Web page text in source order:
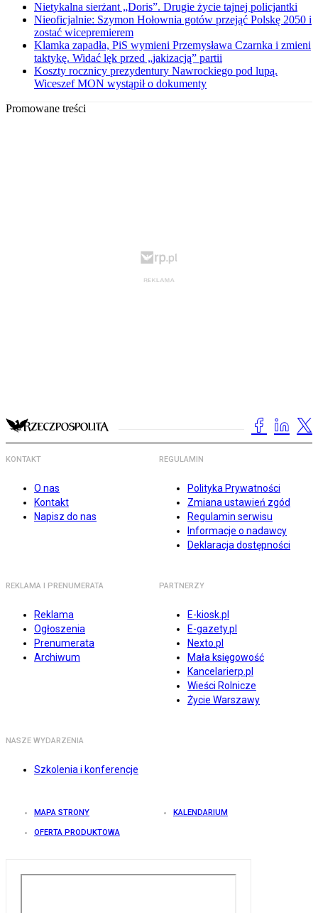
Nietykalna sierżant „Doris”. Drugie życie tajnej policjantki
Nieoficjalnie: Szymon Hołownia gotów przejąć Polskę 2050 i
zostać wicepremierem
Klamka zapadła, PiS wymieni Przemysława Czarnka i zmieni
taktykę. Widać lęk przed „jakizacją” partii
Koszty rocznicy prezydentury Nawrockiego pod lupą.
Wiceszef MON wystąpił o dokumenty
Promowane treści
KONTAKT
O nas
Kontakt
Napisz do nas
REGULAMIN
Polityka Prywatności
Zmiana ustawień zgód
Regulamin serwisu
Informacje o nadawcy
Deklaracja dostępności
REKLAMA I PRENUMERATA
Reklama
Ogłoszenia
Prenumerata
Archiwum
PARTNERZY
E-kiosk.pl
E-gazety.pl
Nexto.pl
Mała księgowość
Kancelarierp.pl
Wieści Rolnicze
Życie Warszawy
NASZE WYDARZENIA
Szkolenia i konferencje
MAPA STRONY KALENDARIUM
OFERTA PRODUKTOWA